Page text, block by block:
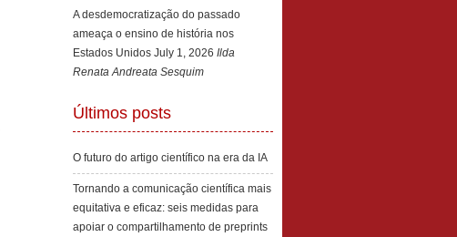
A desdemocratização do passado
ameaça o ensino de história nos
Estados Unidos July 1, 2026 Ilda
Renata Andreata Sesquim
Últimos posts
O futuro do artigo científico na era da IA
Tornando a comunicação científica mais
equitativa e eficaz: seis medidas para
apoiar o compartilhamento de preprints